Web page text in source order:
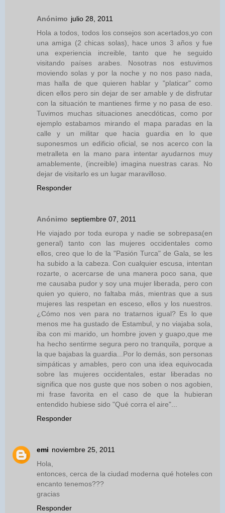
Anónimo julio 28, 2011
Hola a todos, todos los consejos son acertados,yo con
una amiga (2 chicas solas), hace unos 3 años y fue
una experiencia increible, tanto que he seguido
visitando países arabes. Nosotras nos estuvimos
moviendo solas y por la noche y no nos paso nada,
mas halla de que quieren hablar y "platicar" como
dicen ellos pero sin dejar de ser amable y de disfrutar
con la situación te mantienes firme y no pasa de eso.
Tuvimos muchas situaciones anecdóticas, como por
ejemplo estabamos mirando el mapa paradas en la
calle y un militar que hacia guardia en lo que
suponesmos un edificio oficial, se nos acerco con la
metralleta en la mano para intentar ayudarnos muy
amablemente, (increible) imagina nuestras caras. No
dejar de visitarlo es un lugar maravilloso.
Responder
Anónimo septiembre 07, 2011
He viajado por toda europa y nadie se sobrepasa(en
general) tanto con las mujeres occidentales como
ellos, creo que lo de la "Pasión Turca" de Gala, se les
ha subido a la cabeza. Con cualquier escusa, intentan
rozarte, o acercarse de una manera poco sana, que
me causaba pudor y soy una mujer liberada, pero con
quien yo quiero, no faltaba más, mientras que a sus
mujeres las respetan en esceso, ellos y los nuestros.
¿Cómo nos ven para no tratarnos igual? Es lo que
menos me ha gustado de Estambul, y no viajaba sola,
iba con mi marido, un hombre joven y guapo,que me
ha hecho sentirme segura pero no tranquila, porque a
la que bajabas la guardia...Por lo demás, son personas
simpáticas y amables, pero con una idea equivocada
sobre las mujeres occidentales, estar liberadas no
significa que nos guste que nos soben o nos agobien,
mi frase favorita en el caso de que la hubieran
entendido hubiese sido "Qué corra el aire"...
Responder
emi noviembre 25, 2011
Hola,
entonces, cerca de la ciudad moderna qué hoteles con
encanto tenemos???
gracias
Responder